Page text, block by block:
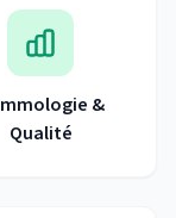
&
Qualité